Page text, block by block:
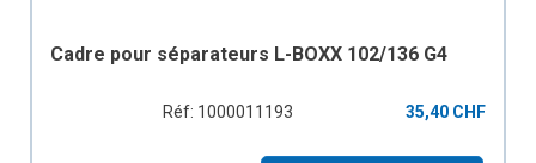
Cadre pour séparateurs L-BOXX 102/136 G4
Réf: 1000011193 35,40 CHF